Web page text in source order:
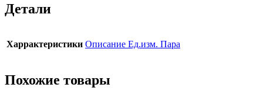
Детали
Харрактеристики Описание Ед.изм. Пара
Похожие товары